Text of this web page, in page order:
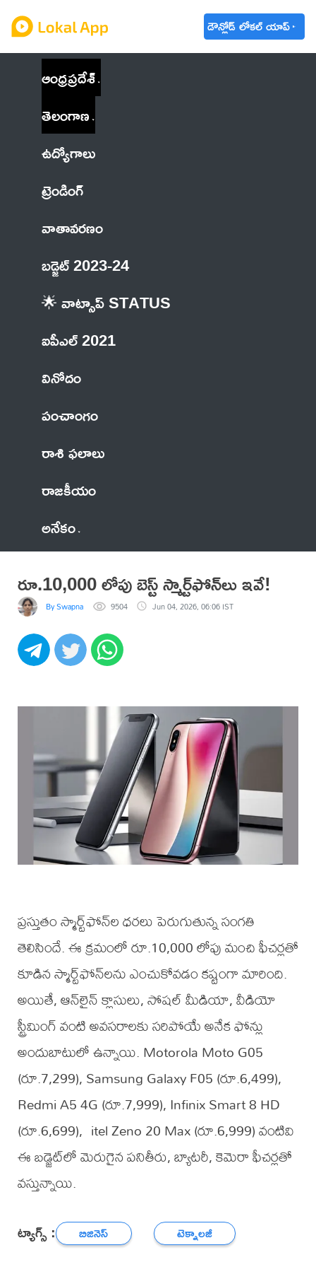
డౌన్లోడ్ లోకల్ యాప్
ఆంధ్రప్రదేశ్
తెలంగాణ
ఉద్యోగాలు
ట్రెండింగ్
వాతావరణం
బడ్జెట్ 2023-24
🌟 వాట్సాప్ STATUS
ఐపీఎల్ 2021
వినోదం
పంచాంగం
రాశి ఫలాలు
రాజకీయం
అనేకం
రూ.10,000 లోపు బెస్ట్ స్మార్ట్‌ఫోన్‌లు ఇవే!
By Swapna 9504 Jun 04, 2026, 06:06 IST
ప్రస్తుతం స్మార్ట్‌ఫోన్‌ల ధరలు పెరుగుతున్న సంగతి
తెలిసిందే. ఈ క్రమంలో రూ.10,000 లోపు మంచి ఫీచర్లతో
కూడిన స్మార్ట్‌ఫోన్‌లను ఎంచుకోవడం కష్టంగా మారింది.
అయితే, ఆన్‌లైన్ క్లాసులు, సోషల్ మీడియా, వీడియో
స్ట్రీమింగ్ వంటి అవసరాలకు సరిపోయే అనేక ఫోన్లు
అందుబాటులో ఉన్నాయి. Motorola Moto G05
(రూ.7,299), Samsung Galaxy F05 (రూ.6,499),
Redmi A5 4G (రూ.7,999), Infinix Smart 8 HD
(రూ.6,699), itel Zeno 20 Max (రూ.6,999) వంటివి
ఈ బడ్జెట్‌లో మెరుగైన పనితీరు, బ్యాటరీ, కెమెరా ఫీచర్లతో
వస్తున్నాయి.
ట్యాగ్స్ : బిజినెస్ టెక్నాలజీ